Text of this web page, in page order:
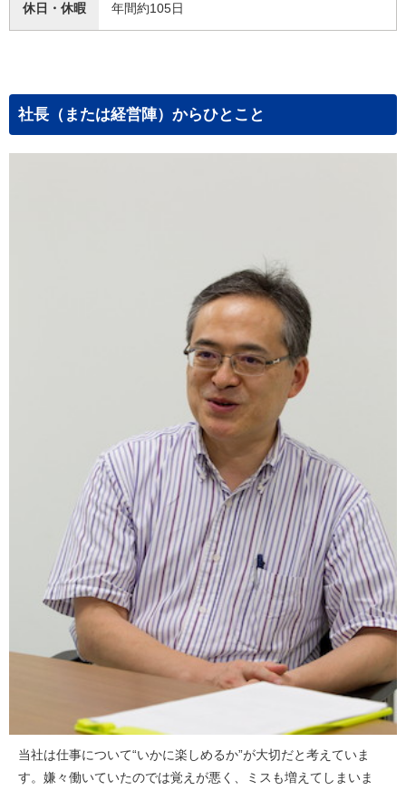
休日・休暇 年間約105日
社長（または経営陣）からひとこと
当社は仕事について“いかに楽しめるか”が大切だと考えていま
す。嫌々働いていたのでは覚えが悪く、ミスも増えてしまいま